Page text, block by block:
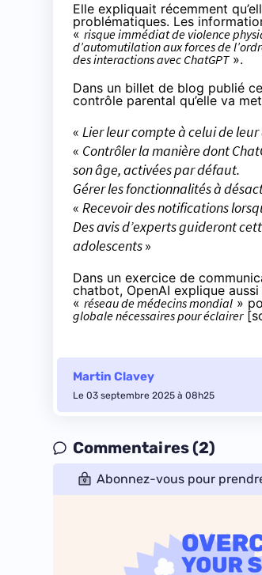
Elle expliquait récemment
problématiques. Les
« risque immédiat de violence
d’automutilation aux forces de
des interactions avec ChatGPT».
Dans un billet de blog publié
contrôle parental qu’elle va
« Lier leur compte à celui de
« Contrôler la manière dont
son âge, activées par défaut.
Gérer les fonctionnalités à
« Recevoir des notifications
Des avis d’experts guideront
adolescents»
Dans un exercice de
chatbot, OpenAI explique
« réseau de médecins mondial »
globale nécessaires pour éclairer
Martin Clavey
Le 03 septembre 2025 à 08h25
Commentaires (2)
Abonnez-vous pour